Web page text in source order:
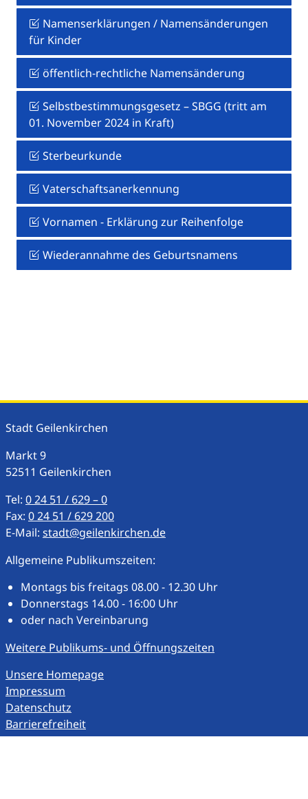
Namenserklärungen / Namensänderungen
für Kinder
öffentlich-rechtliche Namensänderung
Selbstbestimmungsgesetz – SBGG (tritt am
01. November 2024 in Kraft)
Sterbeurkunde
Vaterschaftsanerkennung
Vornamen - Erklärung zur Reihenfolge
Wiederannahme des Geburtsnamens
Stadt Geilenkirchen
Markt9
52511 Geilenkirchen
Tel: 0 24 51 / 629 – 0
Fax: 0 24 51 / 629 200
E-Mail: stadt@geilenkirchen.de
Allgemeine Publikumszeiten:
Montags bis freitags 08.00 - 12.30 Uhr
Donnerstags 14.00 - 16:00 Uhr
oder nach Vereinbarung
Weitere Publikums- und Öffnungszeiten
Unsere Homepage
Impressum
Datenschutz
Barrierefreiheit